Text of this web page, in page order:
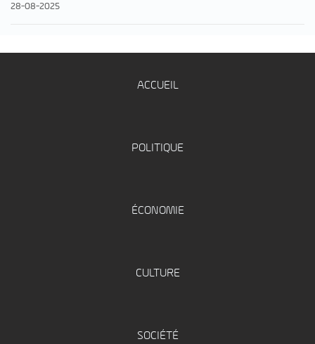
28-08-2025
ACCUEIL
POLITIQUE
ÉCONOMIE
CULTURE
SOCIÉTÉ